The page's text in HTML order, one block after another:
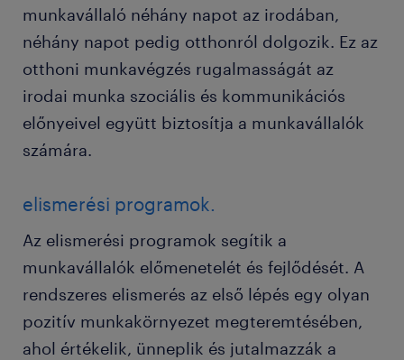
munkavállaló néhány napot az irodában,
néhány napot pedig otthonról dolgozik. Ez az
otthoni munkavégzés rugalmasságát az
irodai munka szociális és kommunikációs
előnyeivel együtt biztosítja a munkavállalók
számára.
elismerési programok.
Az elismerési programok segítik a
munkavállalók előmenetelét és fejlődését. A
rendszeres elismerés az első lépés egy olyan
pozitív munkakörnyezet megteremtésében,
ahol értékelik, ünneplik és jutalmazzák a